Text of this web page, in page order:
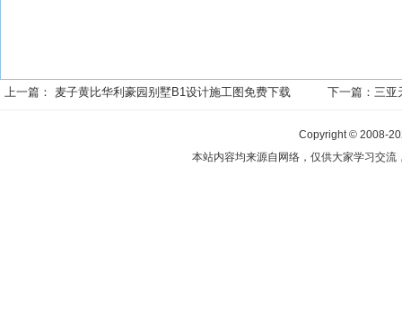
上一篇： 麦子黄比华利豪园别墅B1设计施工图免费下载 下一篇： 三亚
Copyright © 2008-
本站内容均来源自网络，仅供大家学习交